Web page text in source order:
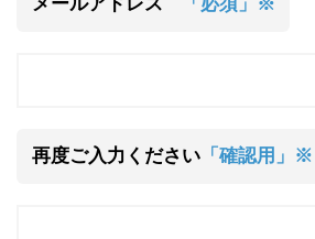
再度ご入力ください「確認用」※